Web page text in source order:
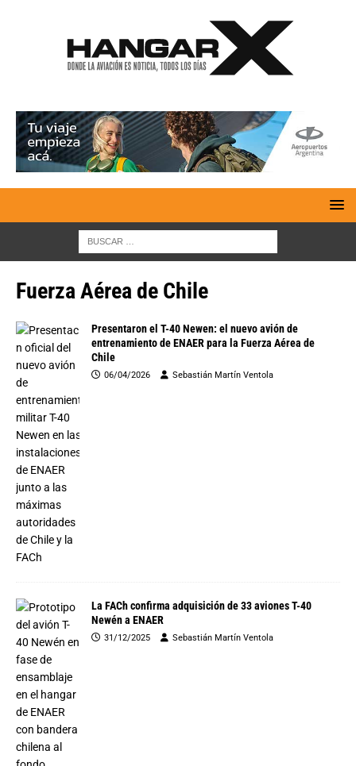
Fuerza Aérea de Chile
Presentaron el T-40 Newen: el nuevo avión de
entrenamiento de ENAER para la Fuerza Aérea de
Chile
06/04/2026 Sebastián Martín Ventola
La FACh confirma adquisición de 33 aviones T-40
Newén a ENAER
31/12/2025 Sebastián Martín Ventola